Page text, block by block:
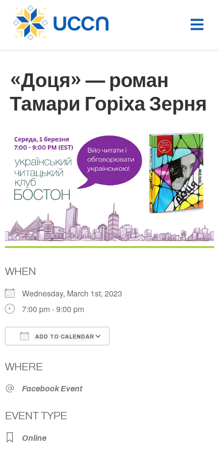
«Доця» — роман
Тамари Горіха Зерня
WHEN
Wednesday, March 1st, 2023
7:00 pm - 9:00 pm
ADD TO CALENDAR
WHERE
Facebook Event
EVENT TYPE
Online